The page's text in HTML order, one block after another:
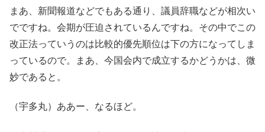
まあ、新聞報道などでもある通り、議員辞職などが相次い
でですね。会期が圧迫されているんですね。その中でこの
改正法っていうのは比較的優先順位は下の方になってしま
っているので。まあ、今国会内で成立するかどうかは、微
妙であると。
（宇多丸）ああー、なるほど。